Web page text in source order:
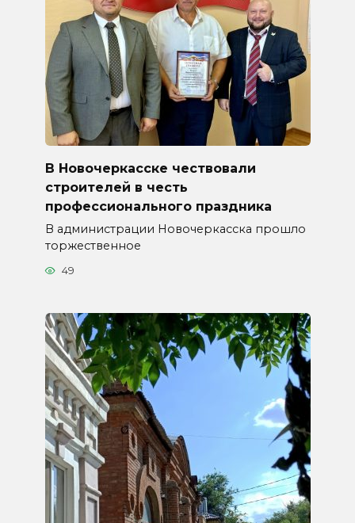
В Новочеркасске чествовали
строителей в честь
профессионального праздника
В администрации Новочеркасска прошло
торжественное
49